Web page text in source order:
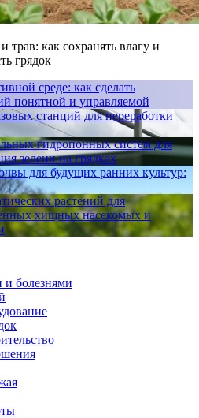
трав: как сохранять влагу и
грядок
среде: как сделать
понятной и управляемой
станций для переработки
гидропонных систем для
зелени на грядках
для будущих ранних культур:
растений для
хищных насекомых и
и болезнями